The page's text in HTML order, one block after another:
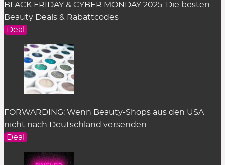
BLACK FRIDAY & CYBER MONDAY 2025: Die besten
Beauty Deals & Rabattcodes
Deal
FORWARDING: Wenn Beauty-Shops aus den USA
nicht nach Deutschland versenden
Deal